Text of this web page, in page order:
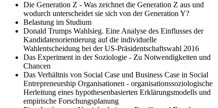
Die Generation Z - Was zeichnet die Generation Z aus und
wodurch unterscheidet sie sich von der Generation Y?
Belastung im Studium
Donald Trumps Wahlsieg. Eine Analyse des Einflusses der
Kandidatenorientierung auf die individuelle
Wahlentscheidung bei der US-Präsidentschaftswahl 2016
Das Experiment in der Soziologie - Zu Notwendigkeiten und
Chancen
Das Verhältnis von Social Case und Business Case in Social
Entrepreneurship Organisationen - organisationssoziologische
Herleitung eines hypothesenbasierten Erklärungsmodells und
empirische Forschungsplanung